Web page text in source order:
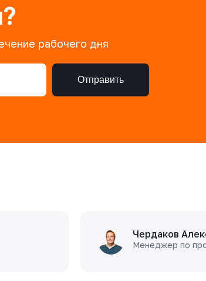
рабочего дня
Отправить
Чердаков
Менеджер по